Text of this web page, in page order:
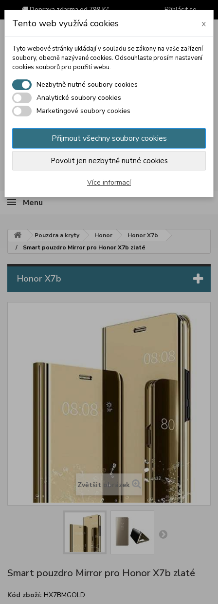
🚚 Doprava zdarma od 799 Kč Přihlásit se
Košík (prázdný)
Menu
Pouzdra a kryty Honor
Honor X7b
Smart pouzdro Mirror pro Honor X7b zlaté
Honor X7b
Zvětšit obrázek
Smart pouzdro Mirror pro Honor X7b zlaté
Kód zboží: HX7BMGOLD
Tento web využívá cookies x
Tyto webové stránky ukládají v souladu se zákony na vaše zařízení
soubory, obecně nazývané cookies. Odsouhlaste prosím nastavení
cookies souborů pro použití webu.
Nezbytně nutné soubory cookies
Analytické soubory cookies
Marketingové soubory cookies
Přijmout všechny soubory cookies
Povolit jen nezbytně nutné cookies
Více informací